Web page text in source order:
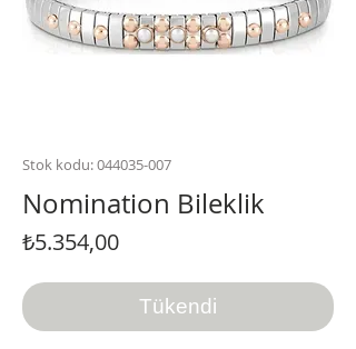
Stok kodu: 044035-007
Nomination Bileklik
₺5.354,00Fiyat
Tükendi